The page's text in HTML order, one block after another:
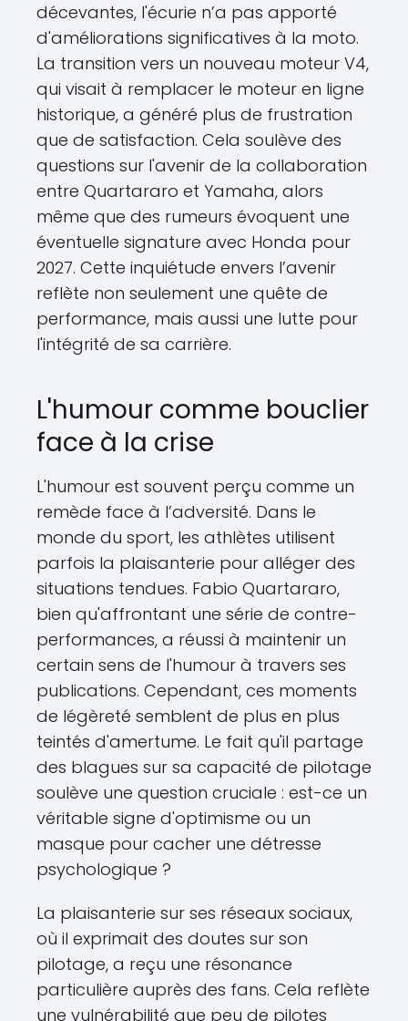
décevantes, l'écurie n’a pas apporté
d'améliorations significatives à la moto.
La transition vers un nouveau moteur V4,
qui visait à remplacer le moteur en ligne
historique, a généré plus de frustration
que de satisfaction. Cela soulève des
questions sur l'avenir de la collaboration
entre Quartararo et Yamaha, alors
même que des rumeurs évoquent une
éventuelle signature avec Honda pour
2027. Cette inquiétude envers l’avenir
reflète non seulement une quête de
performance, mais aussi une lutte pour
l'intégrité de sa carrière.
L'humour comme bouclier
face à la crise
L'humour est souvent perçu comme un
remède face à l’adversité. Dans le
monde du sport, les athlètes utilisent
parfois la plaisanterie pour alléger des
situations tendues. Fabio Quartararo,
bien qu'affrontant une série de contre-
performances, a réussi à maintenir un
certain sens de l'humour à travers ses
publications. Cependant, ces moments
de légèreté semblent de plus en plus
teintés d'amertume. Le fait qu'il partage
des blagues sur sa capacité de pilotage
soulève une question cruciale : est-ce un
véritable signe d'optimisme ou un
masque pour cacher une détresse
psychologique ?
La plaisanterie sur ses réseaux sociaux,
où il exprimait des doutes sur son
pilotage, a reçu une résonance
particulière auprès des fans. Cela reflète
une vulnérabilité que peu de pilotes